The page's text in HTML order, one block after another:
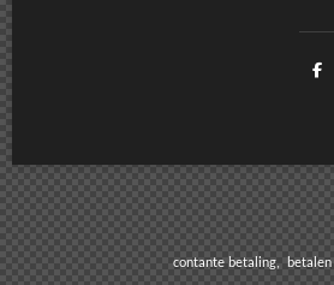
D
U kunt bij
contante betaling,